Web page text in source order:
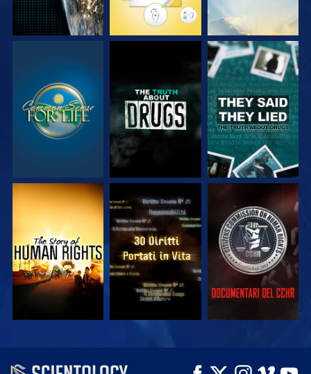
GUARDA GUARDA GUARDA
GUARDA GUARDA GUARDA
GUARDA
ESPLORA LE